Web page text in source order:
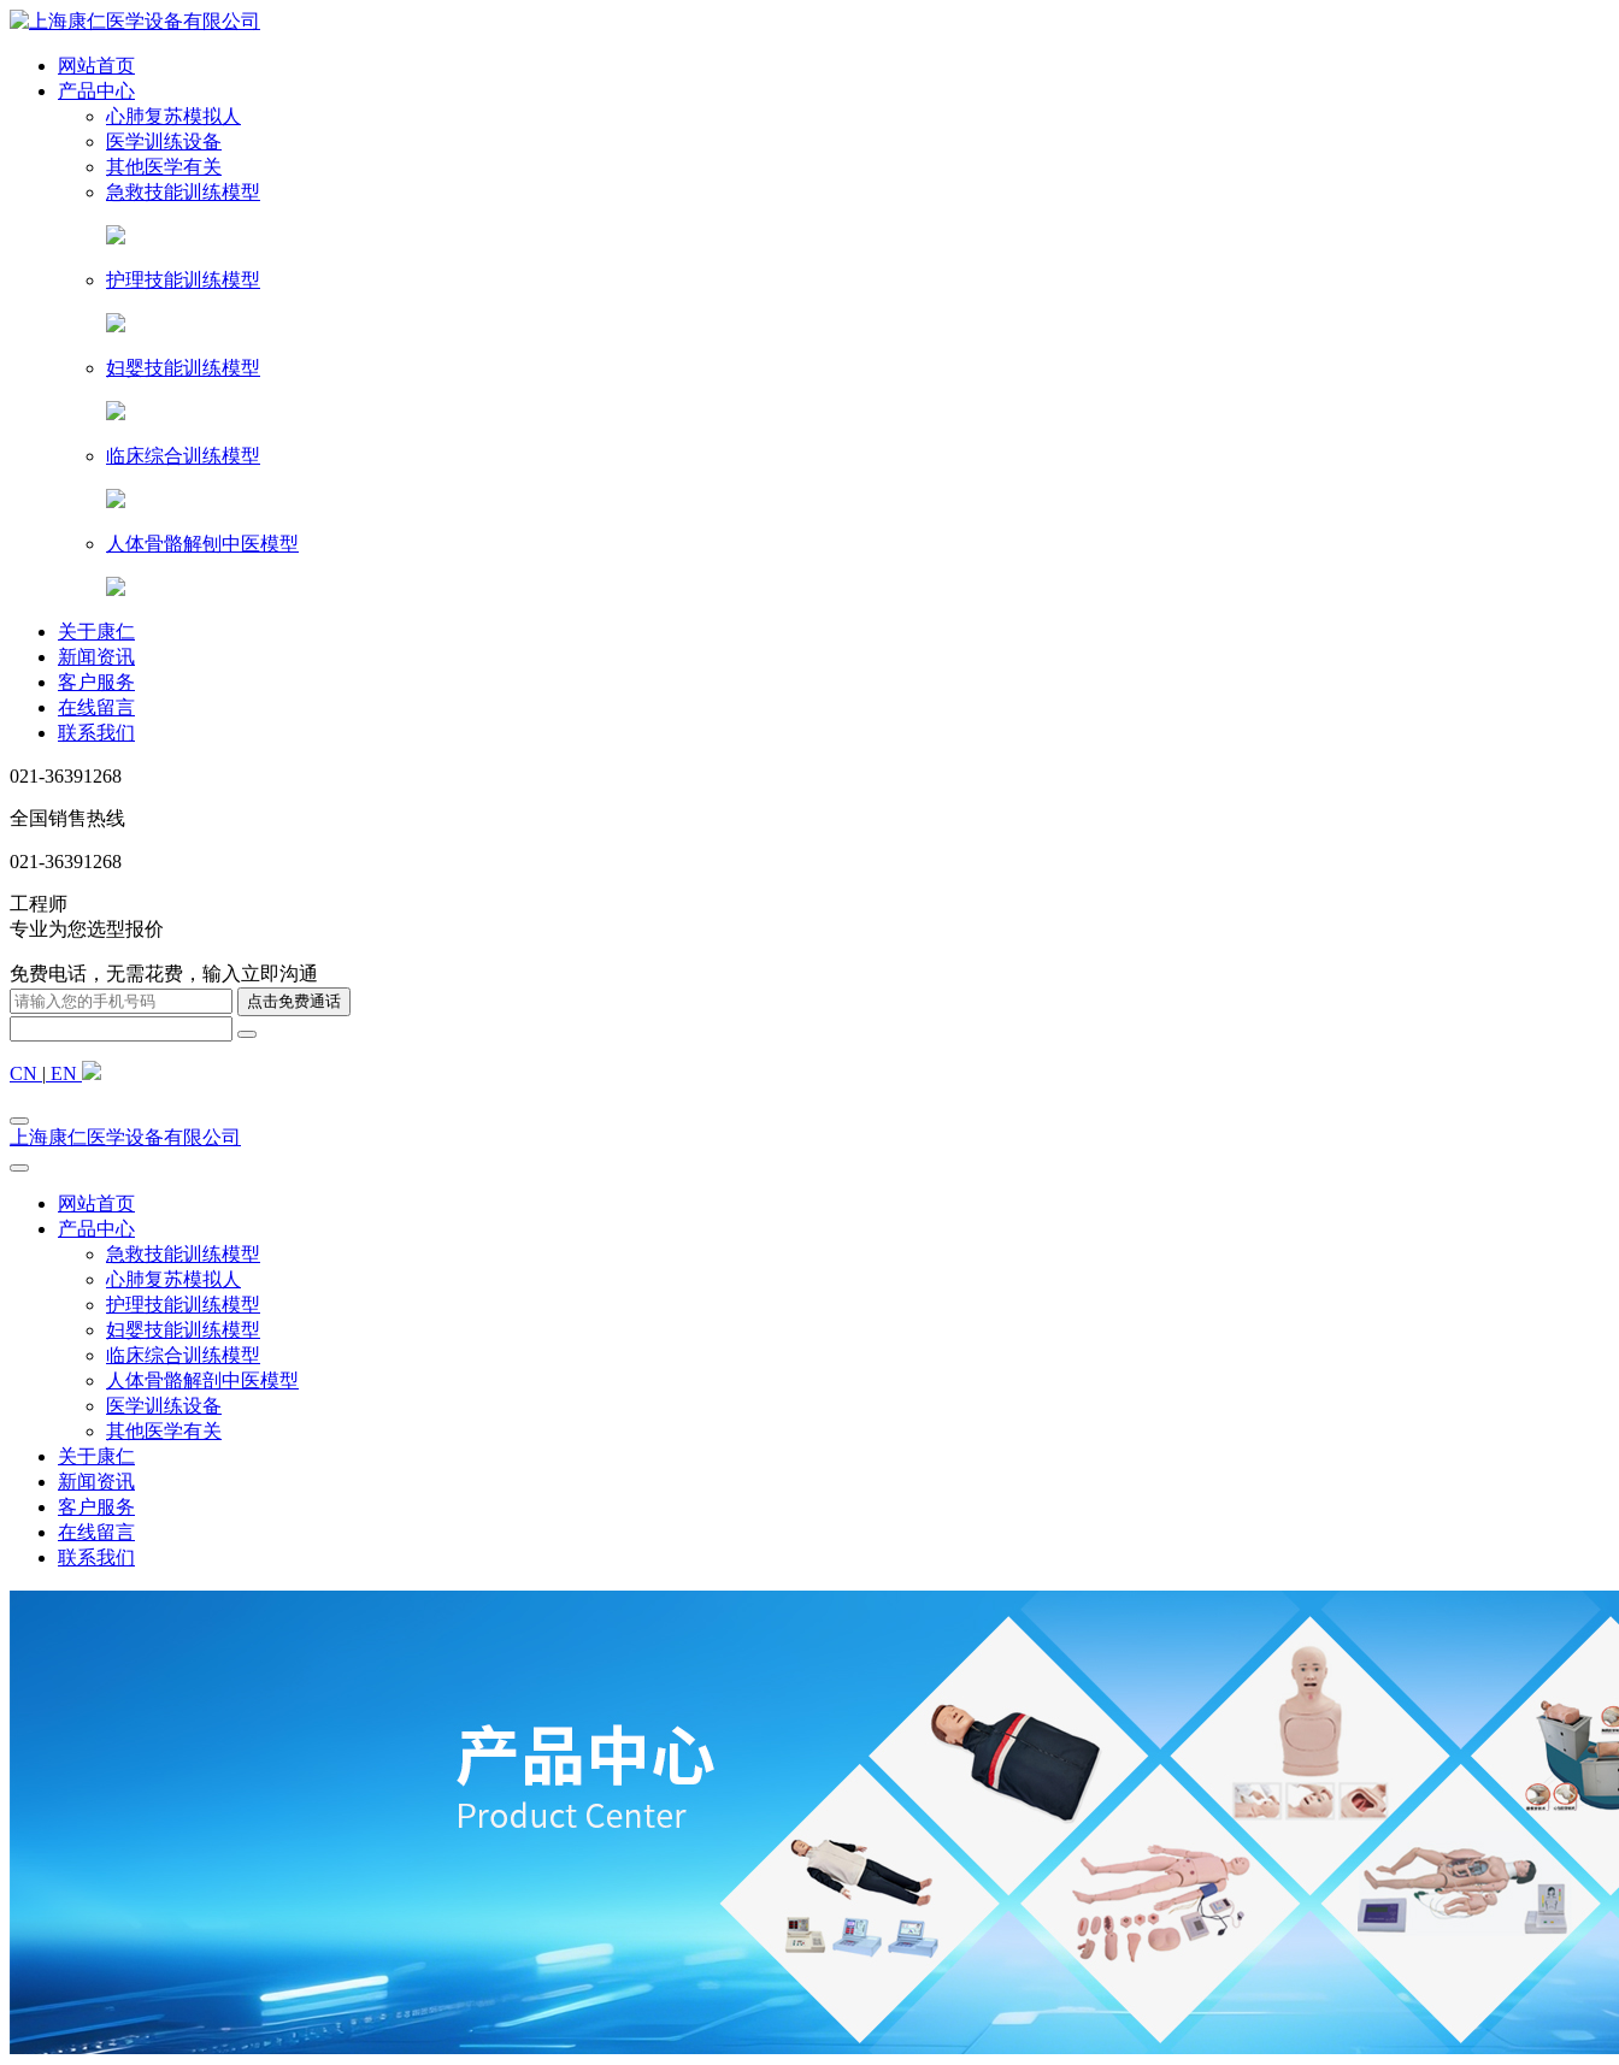
网站首页
产品中心
心肺复苏模拟人
医学训练设备
其他医学有关
急救技能训练模型
护理技能训练模型
妇婴技能训练模型
临床综合训练模型
人体骨骼解刨中医模型
关于康仁
新闻资讯
客户服务
在线留言
联系我们
021-36391268
全国销售热线
021-36391268
工程师
专业为您选型报价
免费电话，无需花费，输入立即沟通
CN | EN
上海康仁医学设备有限公司
网站首页
产品中心
急救技能训练模型
心肺复苏模拟人
护理技能训练模型
妇婴技能训练模型
临床综合训练模型
人体骨骼解剖中医模型
医学训练设备
其他医学有关
关于康仁
新闻资讯
客户服务
在线留言
联系我们